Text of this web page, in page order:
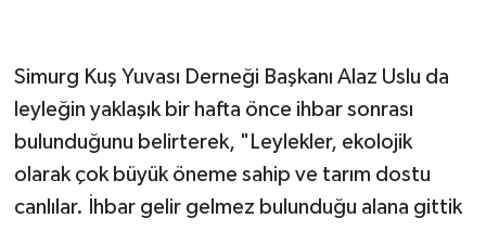
Simurg Kuş Yuvası Derneği Başkanı Alaz Uslu da
leyleğin yaklaşık bir hafta önce ihbar sonrası
bulunduğunu belirterek, "Leylekler, ekolojik
olarak çok büyük öneme sahip ve tarım dostu
canlılar. İhbar gelir gelmez bulunduğu alana gittik